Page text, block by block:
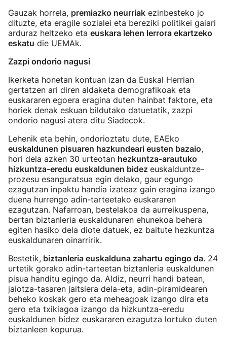
Gauzak horrela, premiazko neurriak ezinbesteko jo
dituzte, eta eragile sozialei eta bereziki politikei gaiari
arduraz heltzeko eta euskara lehen lerrora ekartzeko
eskatu die UEMAk.
Zazpi ondorio nagusi
Ikerketa honetan kontuan izan da Euskal Herrian
gertatzen ari diren aldaketa demografikoak eta
euskararen egoera eragina duten hainbat faktore, eta
horiek denak eskuan bildutako datuetatik, zazpi
ondorio nagusi atera ditu Siadecok.
Lehenik eta behin, ondorioztatu dute, EAEko
euskaldunen pisuaren hazkundeari eusten bazaio,
hori dela azken 30 urteotan hezkuntza-arautuko
hizkuntza-eredu euskaldunen bidez euskalduntze-
prozesu esanguratsua egin delako, gaur egungo
ezagutzan inpaktu handia izateaz gain eragina izango
duena hurrengo adin-tarteetako euskararen
ezagutzan. Nafarroan, bestelakoa da aurreikuspena,
bertan biztanleria euskaldunaren ehunekoa behera
egiten hasiko dela diote datuek, ez baitute hezkuntza
euskaldunaren oinarririk.
Bestetik, biztanleria euskalduna zahartu egingo da. 24
urtetik gorako adin-tarteetan biztanleria euskaldunen
pisua handitu egingo da. Aldiz, neurri handi batean,
jaiotza-tasaren jaitsiera dela-eta, adin-piramidearen
beheko koskak gero eta meheagoak izango dira eta
gero eta txikiagoa izango da hizkuntza-eredu
euskaldunen bidez euskararen ezagutza lortuko duten
biztanleen kopurua.